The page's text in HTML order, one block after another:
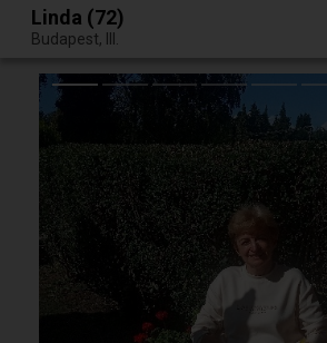
Egy jó randiból bármi lehet.
Linda (72)
Budapest, III.